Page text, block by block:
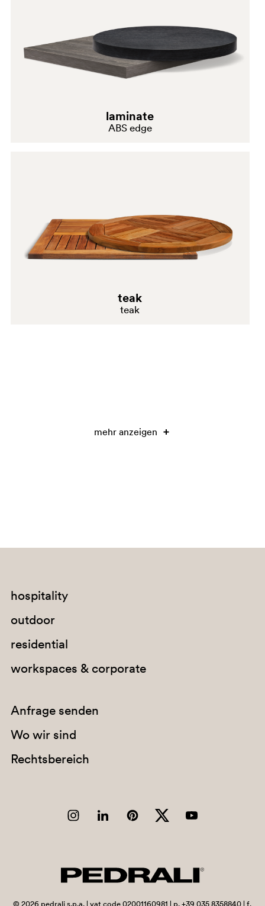
laminate
ABS edge
teak
teak
mehr anzeigen
hospitality
outdoor
residential
workspaces & corporate
Anfrage senden
Wo wir sind
Rechtsbereich